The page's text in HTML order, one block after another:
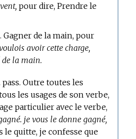
pour dire, Prendre le
Gagner de la main, pour
voulois avoir cette charge,
de la main.
pass. Outre toutes les
les usages de son verbe,
particulier avec le verbe,
je vous le donne gagné,
le quitte, je confesse que